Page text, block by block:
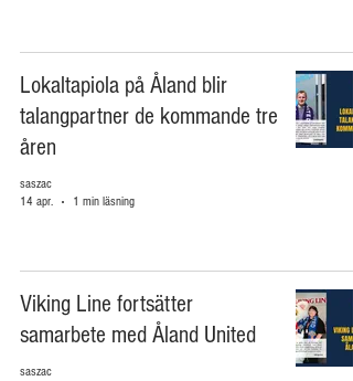
Lokaltapiola på Åland blir
talangpartner de kommande tre
åren
saszac
14 apr.
1 min läsning
Viking Line fortsätter
samarbete med Åland United
saszac